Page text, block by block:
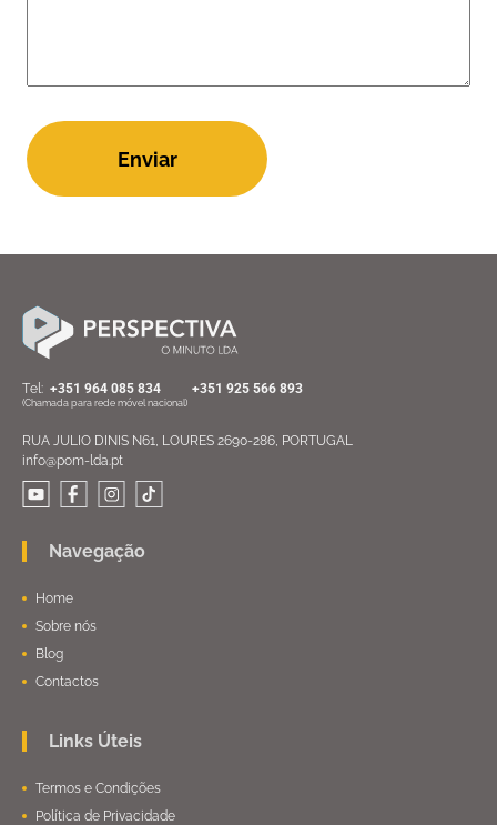
Enviar
Тel: +351 964 085 834 +351 925 566 893
(Chamada para rede móvel nacional)
RUA JULIO DINIS N61, LOURES 2690-286, PORTUGAL
info@pom-lda.pt
Navegação
Home
Sobre nós
Blog
Contactos
Links Úteis
Termos e Condições
Política de Privacidade